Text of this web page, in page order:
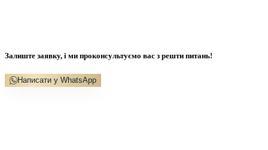
Залиште заявку, і ми проконсультуємо вас з решти питань!
Написати у WhatsApp